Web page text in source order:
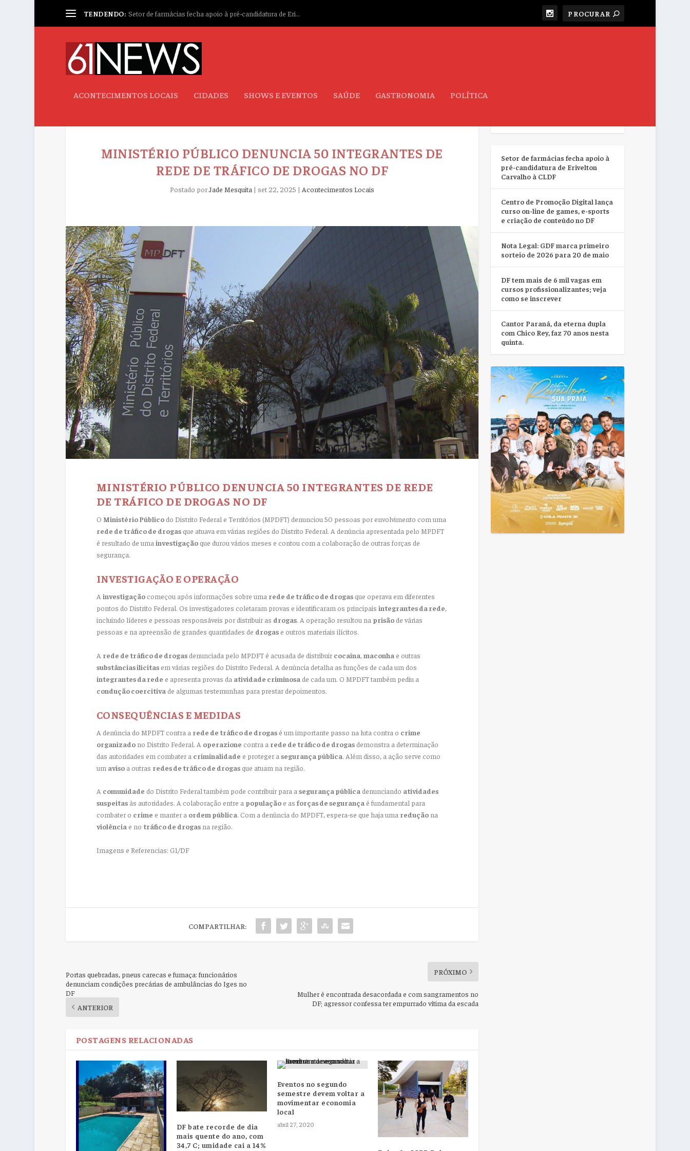
TENDENDO: Setor de farmácias fecha apoio à pré-candidatura de Eri...
ACONTECIMENTOS LOCAIS CIDADES SHOWS E EVENTOS SAÚDE GASTRONOMIA POLÍTICA
MINISTÉRIO PÚBLICO DENUNCIA 50 INTEGRANTES DE
REDE DE TRÁFICO DE DROGAS NO DF
Postado porJade Mesquita | set 22, 2025 | Acontecimentos Locais
MINISTÉRIO PÚBLICO DENUNCIA 50 INTEGRANTES DE REDE
DE TRÁFICO DE DROGAS NO DF
O Ministério Públicodo Distrito Federal e Territórios (MPDFT) denunciou 50 pessoas por envolvimento com uma
rede de tráfico de drogasque atuava em várias regiões do Distrito Federal. A denúncia apresentada pelo MPDFT
é resultado de uma investigaçãoque durou vários meses e contou com a colaboração de outras forças de
segurança.
INVESTIGAÇÃO E OPERAÇÃO
A investigaçãocomeçou após informações sobre uma rede de tráfico de drogasque operava em diferentes
pontos do Distrito Federal. Os investigadores coletaram provas e identificaram os principais integrantes da rede,
incluindo líderes e pessoas responsáveis por distribuir as drogas. A operação resultou na prisãode várias
pessoas e na apreensão de grandes quantidades de drogase outros materiais ilícitos.
A rede de tráfico de drogasdenunciada pelo MPDFT é acusada de distribuir cocaína maconha e outras
substâncias ilícitasem várias regiões do Distrito Federal. A denúncia detalha as funções de cada um dos
integrantes da rede e apresenta provas da atividade criminosa de cada um. O MPDFT também pediu a
condução coercitiva de algumas testemunhas para prestar depoimentos.
CONSEQUÊNCIAS E MEDIDAS
A denúncia do MPDFT contra a rede de tráfico de drogasé um importante passo na luta contra o crime
organizadono Distrito Federal. A operazione contra a rede de tráfico de drogasdemonstra a determinação
das autoridades em combater a criminalidade e proteger a segurança pública. Além disso, a ação serve como
um avisoa outras redes de tráfico de drogasque atuam na região.
A comunidade do Distrito Federal também pode contribuir para a segurança pública denunciando atividades
suspeitasàs autoridades. A colaboração entre a populaçãoe as forças de segurança é fundamental para
combater o crime e manter a ordem pública. Com a denúncia do MPDFT, espera-se que haja uma reduçãona
violência e no tráfico de drogasna região.
Imagens e Referencias: G1/DF
COMPARTILHAR:
Portas quebradas, pneus carecas e fumaça: funcionários
denunciam condições precárias de ambulâncias do Iges no
DF
ANTERIOR
PRÓXIMO
Mulher é encontrada desacordada e com sangramentos no
DF; agressor confessa ter empurrado vítima da escada
POSTAGENS RELACIONADAS
DF bate recorde de dia
mais quente do ano, com
34,7 C; umidade cai a 14%
Eventos no segundo
semestre devem voltar a
movimentar economia
local
abril 27, 2020
Setor de farmácias fecha apoio à
pré-candidatura de Erivelton
Carvalho à CLDF
Centro de Promoção Digital lança
curso on-line de games, e-sports
e criação de conteúdo no DF
Nota Legal: GDF marca primeiro
sorteio de 2026 para 20 de maio
DF tem mais de 6 mil vagas em
cursos profissionalizantes; veja
como se inscrever
Cantor Paraná, da eterna dupla
com Chico Rey, faz 70 anos nesta
quinta.